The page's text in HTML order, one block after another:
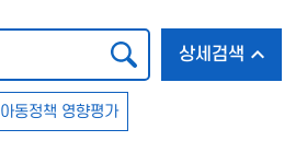
검색
상세검색
아동정책 영향평가